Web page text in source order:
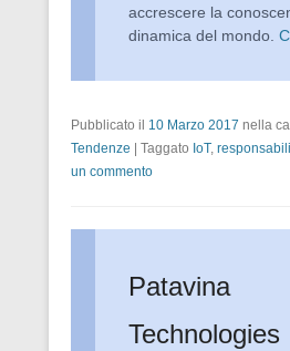
accrescere la
dinamica del mondo.
Pubblicato il 10 Marzo 2017 nella
Tendenze
Taggato IoT,
un commento
Patavina
Technologies